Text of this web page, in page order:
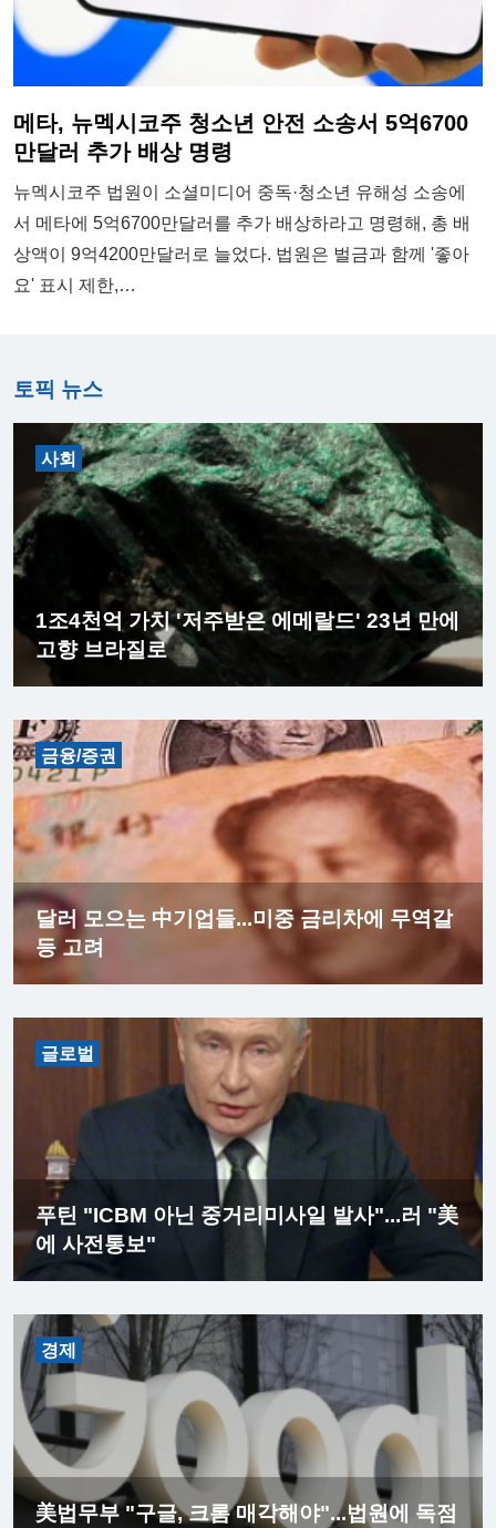
메타, 뉴멕시코주 청소년 안전 소송서 5억6700
만달러 추가 배상 명령
뉴멕시코주 법원이 소셜미디어 중독·청소년 유해성 소송에
서 메타에 5억6700만달러를 추가 배상하라고 명령해, 총 배
상액이 9억4200만달러로 늘었다. 법원은 벌금과 함께 '좋아
요' 표시 제한,…
토픽 뉴스
사회
1조4천억 가치 '저주받은 에메랄드' 23년 만에
고향 브라질로
금융/증권
달러 모으는 中기업들...미중 금리차에 무역갈
등 고려
글로벌
푸틴 "ICBM 아닌 중거리미사일 발사"...러 "美
에 사전통보"
경제
美법무부 "구글, 크롬 매각해야"...법원에 독점